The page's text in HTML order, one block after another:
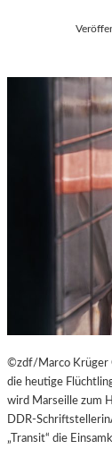
©zdf/Marco Krüger
die heutige
wird Marseille zum
DDR-
„Transit“ die